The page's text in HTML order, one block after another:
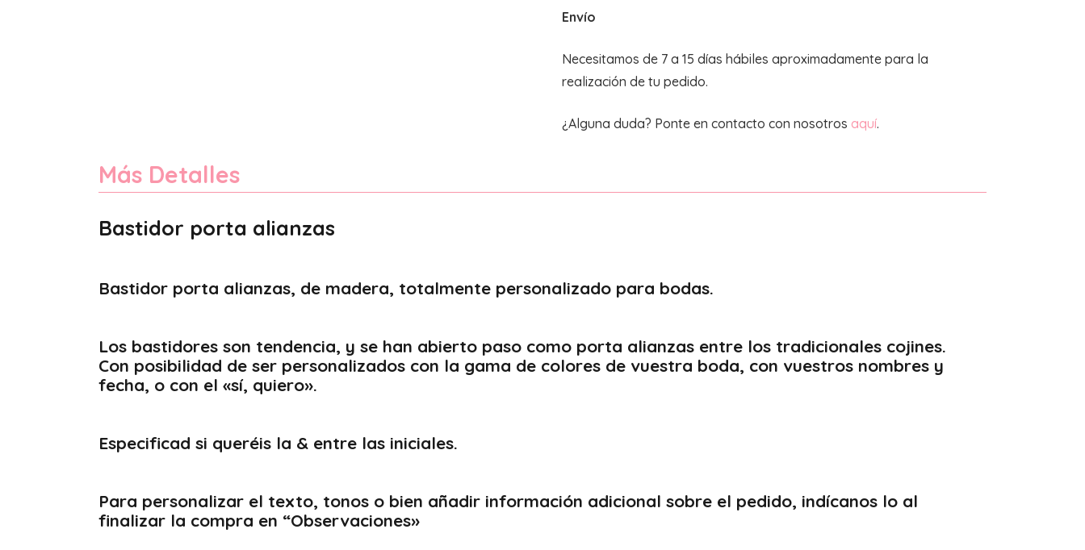
"TODA
COMIENZA
CON
SI"
Envío
Necesitamos de 7 a 15 días hábiles aproximadamente para la
realización de tu pedido.
¿Alguna duda? Ponte en contacto con nosotros aquí.
Más Detalles
Bastidor porta alianzas
Bastidor porta alianzas, de madera, totalmente personalizado para bodas.
Los bastidores son tendencia, y se han abierto paso como porta alianzas entre los tradicionales cojines.
Con posibilidad de ser personalizados con la gama de colores de vuestra boda, con vuestros nombres y
fecha, o con el «sí, quiero».
Especificad si queréis la & entre las iniciales.
Para personalizar el texto, tonos o bien añadir información adicional sobre el pedido, indícanos lo al
finalizar la compra en “Observaciones»